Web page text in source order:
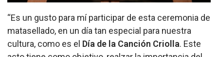
“Es un gusto para mí participar de esta ceremonia de
matasellado, en un día tan especial para nuestra
cultura, como es el Día de la Canción Criolla. Este